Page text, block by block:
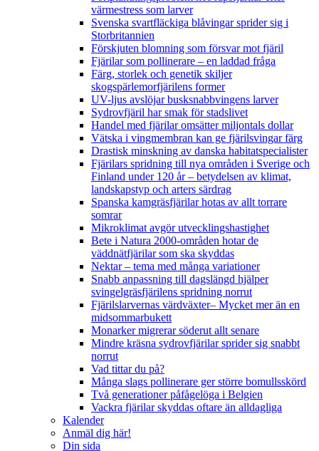
värmestress som larver
Svenska svartfläckiga blåvingar sprider sig i
Storbritannien
Förskjuten blomning som försvar mot fjäril
Fjärilar som pollinerare – en laddad fråga
Färg, storlek och genetik skiljer
skogspärlemorfjärilens former
UV-ljus avslöjar busksnabbvingens larver
Sydrovfjäril har smak för stadslivet
Handel med fjärilar omsätter miljontals dollar
Vätska i vingmembran kan ge fjärilsvingar färg
Drastisk minskning av danska habitatspecialister
Fjärilars spridning till nya områden i Sverige och
Finland under 120 år– betydelsen av klimat,
landskapstyp och arters särdrag
Spanska kamgräsfjärilar hotas av allt torrare
somrar
Mikroklimat avgör utvecklingshastighet
Bete i Natura 2000-områden hotar de
väddnätfjärilar som ska skyddas
Nektar – tema med många variationer
Snabb anpassning till dagslängd hjälper
svingelgräsfjärilens spridning norrut
Fjärilslarvernas värdväxter– Mycket mer än en
midsommarbukett
Monarker migrerar söderut allt senare
Mindre kräsna sydrovfjärilar sprider sig snabbt
norrut
Vad tittar du på?
Många slags pollinerare ger större bomullsskörd
Två generationer påfågelöga i Belgien
Vackra fjärilar skyddas oftare än alldagliga
Kalender
Anmäl dig här!
Din sida